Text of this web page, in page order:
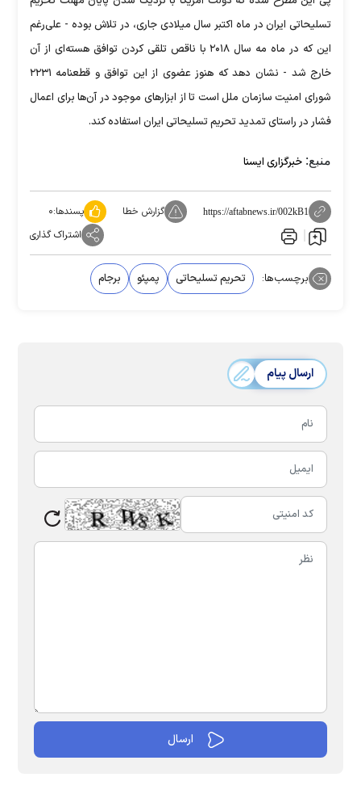
تسلیحاتی ایران در ماه اکتبر سال میلادی جاری، در تلاش بوده - علی‌رغم
این که در ماه مه سال ۲۰۱۸ با ناقص تلقی کردن توافق هسته‌ای از آن
خارج شد - نشان دهد که هنوز عضوی از این توافق و قطعنامه ۲۲۳۱
شورای امنیت سازمان ملل است تا از ابزارهای موجود در آن‌ها برای اعمال
فشار در راستای تمدید تحریم تسلیحاتی ایران استفاده کند.
منبع: خبرگزاری ایسنا
https://aftabnews.ir/002kB1 گزارش خطا پسندها:۰
اشتراک گذاری
برچسب‌ها: تحریم تسلیحاتی پمپئو برجام
ارسال پیام